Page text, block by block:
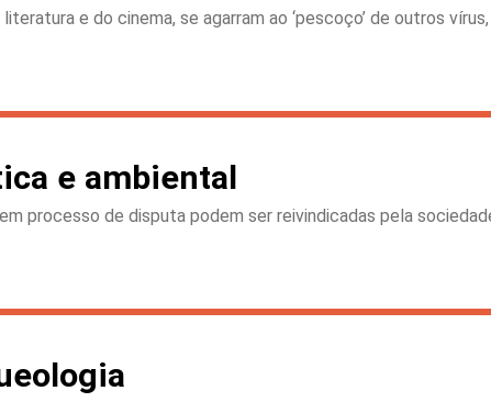
e do cinema, se agarram ao ‘pescoço’ de outros
e ambiental
processo de disputa podem ser reivindicadas pela